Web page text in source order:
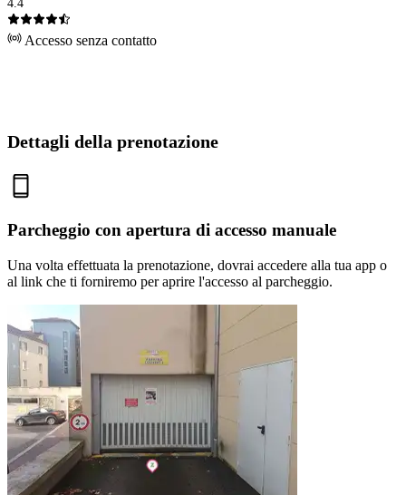
4.4
Accesso senza contatto
Dettagli della prenotazione
Parcheggio con apertura di accesso manuale
Una volta effettuata la prenotazione, dovrai accedere alla tua app o
al link che ti forniremo per aprire l'accesso al parcheggio.